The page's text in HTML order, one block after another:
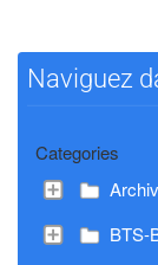
Naviguez
Categories
BTS-